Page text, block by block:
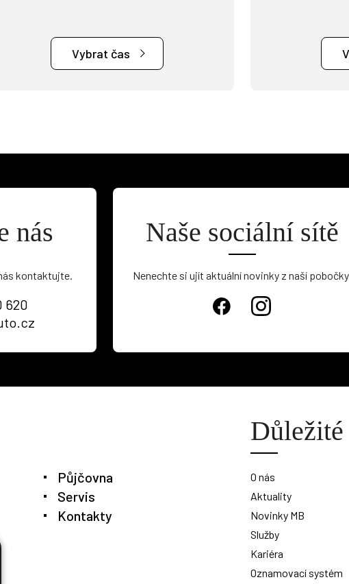
Vybrat čas
nás
kontaktujte.
620
Naše sociální sítě
Nenechte si ujít aktuální novinky z naší
Půjčovna
Servis
Kontakty
Důležité
O nás
Aktuality
Novinky MB
Služby
Kariéra
Oznamovací systém